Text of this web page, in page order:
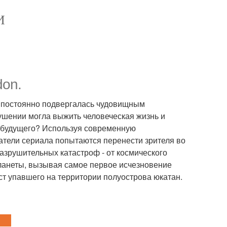
подвергалась чудовищным
могла выжить человеческая жизнь и
Используя современную
сериала попытаются перенести зрителя во
катастроф - от космического
вызывая самое первое исчезновение
упавшего на территории полуострова юкатан.